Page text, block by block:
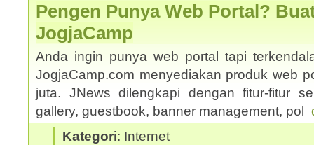
Pengen Punya Web Portal?
JogjaCamp
Anda ingin punya web portal tapi
JogjaCamp.com menyediakan produk web
juta. JNews dilengkapi dengan fitur-fitur
gallery, guestbook, banner management, pol
Kategori: Internet